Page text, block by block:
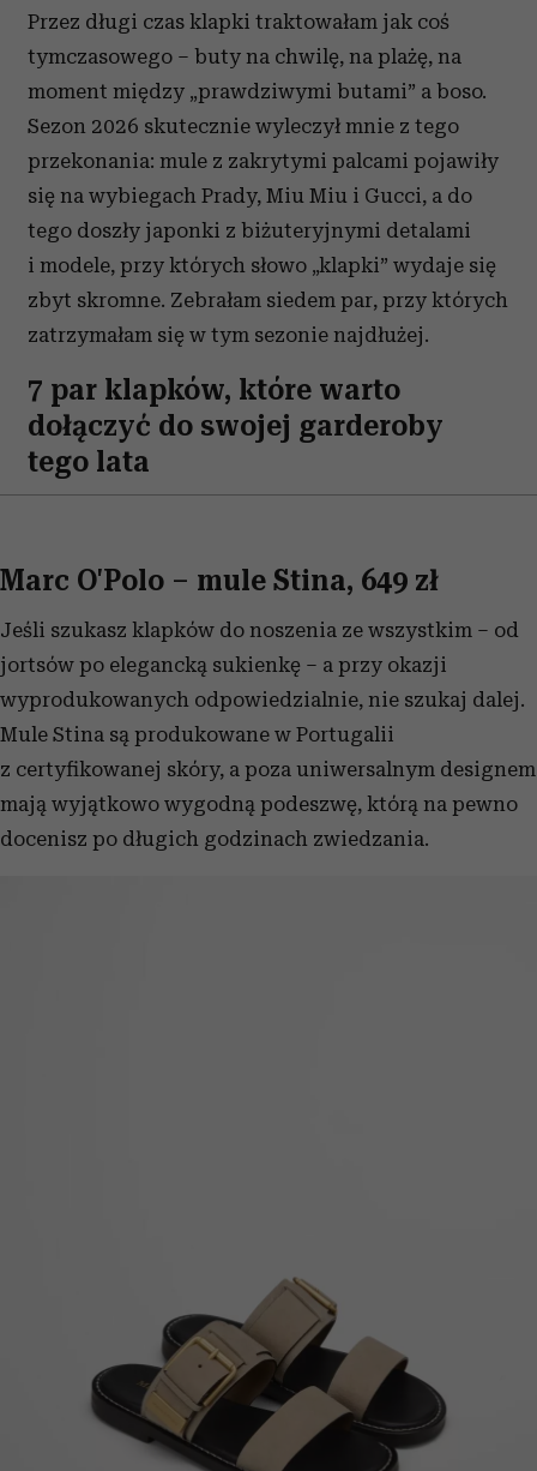
Przez długi czas klapki traktowałam jak coś
tymczasowego – buty na chwilę, na plażę, na
moment między „prawdziwymi butami” a boso.
Sezon 2026 skutecznie wyleczył mnie z tego
przekonania: mule z zakrytymi palcami pojawiły
się na wybiegach Prady, Miu Miu i Gucci, a do
tego doszły japonki z biżuteryjnymi detalami
i modele, przy których słowo „klapki” wydaje się
zbyt skromne. Zebrałam siedem par, przy których
zatrzymałam się w tym sezonie najdłużej.
7 par klapków, które warto
dołączyć do swojej garderoby
tego lata
Marc O'Polo – mule Stina, 649 zł
Jeśli szukasz klapków do noszenia ze wszystkim – od
jortsów po elegancką sukienkę – a przy okazji
wyprodukowanych odpowiedzialnie, nie szukaj dalej.
Mule Stina są produkowane w Portugalii
z certyfikowanej skóry, a poza uniwersalnym designem
mają wyjątkowo wygodną podeszwę, którą na pewno
docenisz po długich godzinach zwiedzania.